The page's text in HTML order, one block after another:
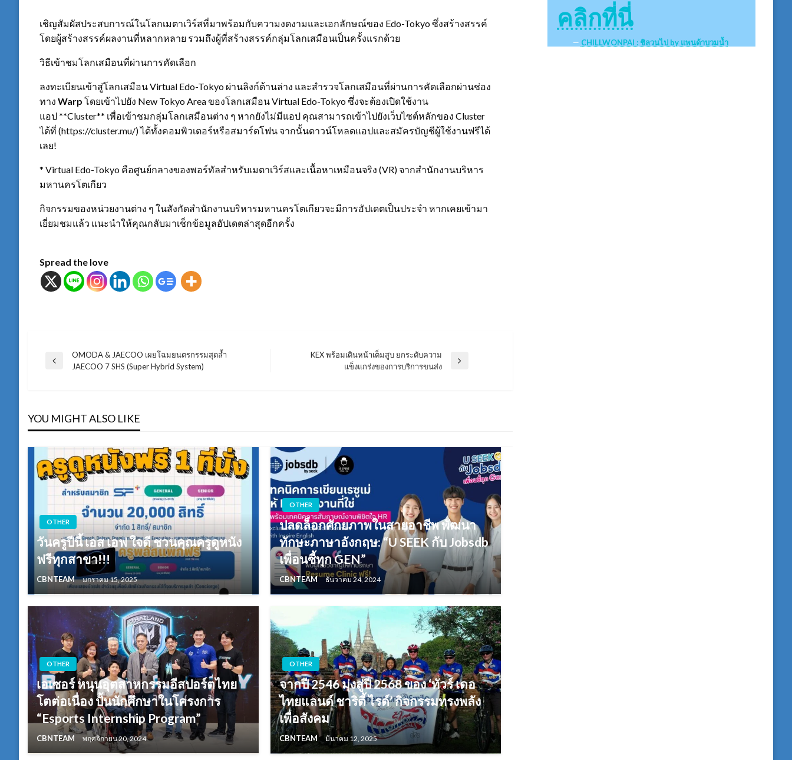
เชิญสัมผัสประสบการณ์ในโลกเมตาเวิร์สที่มาพร้อมกับความงดงามและเอกลักษณ์ของ Edo-Tokyo ซึ่งสร้างสรรค์
โดยผู้สร้างสรรค์ผลงานที่หลากหลาย รวมถึงผู้ที่สร้างสรรค์กลุ่มโลกเสมือนเป็นครั้งแรกด้วย
วิธีเข้าชมโลกเสมือนที่ผ่านการคัดเลือก
ลงทะเบียนเข้าสู่โลกเสมือน Virtual Edo-Tokyo ผ่านลิงก์ด้านล่าง และสำรวจโลกเสมือนที่ผ่านการคัดเลือกผ่านช่อง
ทาง Warp โดยเข้าไปยัง New Tokyo Areaของโลกเสมือน Virtual Edo-Tokyoซึ่งจะต้องเปิดใช้งาน
แอป **Cluster** เพื่อเข้าชมกลุ่มโลกเสมือนต่าง ๆ หากยังไม่มีแอป คุณสามารถเข้าไปยังเว็บไซต์หลักของ Cluster
ได้ที่ (https://cluster.mu/)ได้ทั้งคอมพิวเตอร์หรือสมาร์ตโฟน จากนั้นดาวน์โหลดแอปและสมัครบัญชีผู้ใช้งานฟรีได้
เลย!
* Virtual Edo-Tokyo คือศูนย์กลางของพอร์ทัลสำหรับเมตาเวิร์สและเนื้อหาเหมือนจริง (VR) จากสำนักงานบริหาร
มหานครโตเกียว
กิจกรรมของหน่วยงานต่าง ๆ ในสังกัดสำนักงานบริหารมหานครโตเกียวจะมีการอัปเดตเป็นประจำ หากเคยเข้ามา
เยี่ยมชมแล้ว แนะนำให้คุณกลับมาเช็กข้อมูลอัปเดตล่าสุดอีกครั้ง
Spread the love
แนะแนว
Previous
OMODA & JAECOO เผยโฉมยนตรกรรมสุดล้ำ
JAECOO 7 SHS (Super Hybrid System)
KEX พร้อมเดินหน้าเต็มสูบ ยกระดับความ
แข็งแกร่งของการบริการขนส่ง
YOU MIGHT ALSO LIKE
OTHER
วันครูปีนี้ เอส เอฟ ใจดี ชวนคุณครูดูหนัง
ฟรีทุกสาขา!!!
CBNTEAM มกราคม 15, 2025
OTHER
ปลดล็อกศักยภาพในสายอาชีพ พัฒนา
ทักษะภาษาอังกฤษ: “U SEEK กับ Jobsdb
เพื่อนซี้ทุก GEN”
CBNTEAM ธันวาคม 24, 2024
OTHER
เอเซอร์ หนุนอุตสาหกรรมอีสปอร์ตไทย
โตต่อเนื่อง ปั้นนักศึกษาในโครงการ
“Esports Internship Program”
CBNTEAM พฤศจิกายน 20, 2024
OTHER
จากปี 2546 มุ่งสู่ปี 2568 ของ ‘ทัวร์ เดอ
ไทยแลนด์ ชาริตี้ ไรด์’ กิจกรรมทรงพลัง
เพื่อสังคม
CBNTEAM มีนาคม 12, 2025
คลิกที่นี่
CHILLWONPAI : ชิลวนไป by แพนด้าบวมน้ำ